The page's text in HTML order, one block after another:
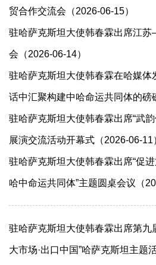
贸合作交流会（2026-06-15）
驻哈萨克斯坦大使韩春霖出席江
会（2026-06-14）
驻哈萨克斯坦大使韩春霖在哈媒体
话中汇聚构建中哈命运共同体的磅
驻哈萨克斯坦大使韩春霖出席“武
展演交流活动开幕式（2026-06-11
驻哈萨克斯坦大使韩春霖出席“促
哈中命运共同体”主题圆桌会议（
驻哈萨克斯坦大使韩春霖出席第九
大市场·出口中国”哈萨克斯坦主题